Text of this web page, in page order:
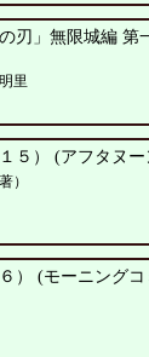
刃」無限城編 第
里
５） (アフタヌ
）
） (モーニングコ